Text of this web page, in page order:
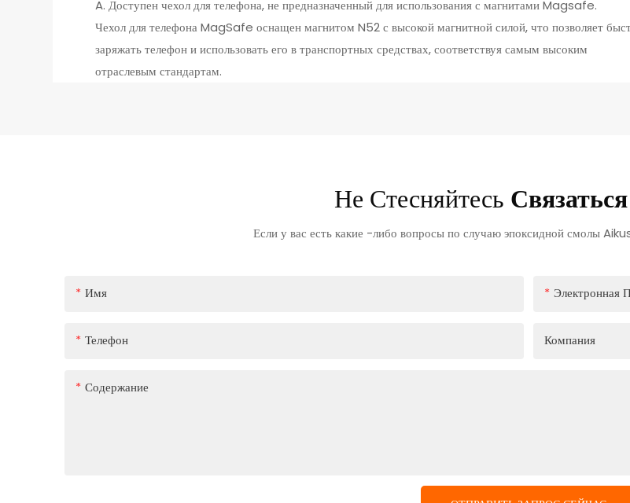
A. Доступен чехол для телефона, не предназначенный для использования с магнитами Magsafe.
Чехол для телефона MagSafe оснащен магнитом N52 с высокой магнитной силой, что позволяет
заряжать телефон и использовать его в транспортных средствах, соответствуя самым высоким
отраслевым стандартам.
Не Стесняйтесь
Если у вас есть какие -либо вопросы по случаю эпоксидной смолы
Имя Электронная
Телефон Компания
Содержание